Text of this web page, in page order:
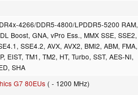
4266/DDR5-4800/LPDDR5-5200 RAM,
Boost, GNA, vPro Ess., MMX SSE, SSE2,
SSE4.2, AVX, AVX2, BMI2, ABM, FMA,
EIST, TM1, TM2, HT, Turbo, SST, AES-NI,
SHA
G7 80EUs ( - 1200 MHz)